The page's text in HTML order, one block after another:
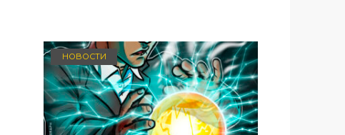
НОВОСТИ